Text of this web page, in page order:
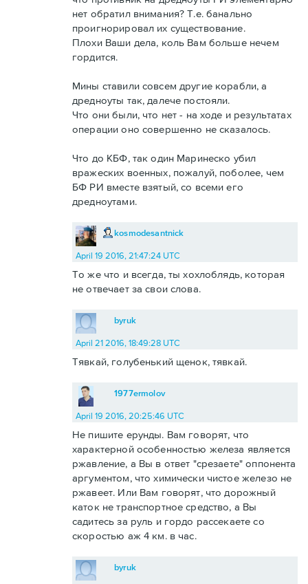
нет обратил внимания? Т.е. банально
проигнорировал их существование.
Плохи Ваши дела, коль Вам больше нечем
гордится.
Мины ставили совсем другие корабли, а
дредноуты так, далече постояли.
Что они были, что нет - на ходе и результатах
операции оно совершенно не сказалось.
Что до КБФ, так один Маринеско убил
вражеских военных, пожалуй, поболее, чем
БФ РИ вместе взятый, со всеми его
дредноутами.
kosmodesantnick
April 19 2016, 21:47:24 UTC
То же что и всегда, ты хохлоблядь, которая
не отвечает за свои слова.
byruk
April 21 2016, 18:49:28 UTC
Тявкай, голубенький щенок, тявкай.
1977ermolov
April 19 2016, 20:25:46 UTC
Не пишите ерунды. Вам говорят, что
характерной особенностью железа является
ржавление, а Вы в ответ "срезаете" оппонента
аргументом, что химически чистое железо не
ржавеет. Или Вам говорят, что дорожный
каток не транспортное средство, а Вы
садитесь за руль и гордо рассекаете со
скоростью аж 4 км. в час.
byruk